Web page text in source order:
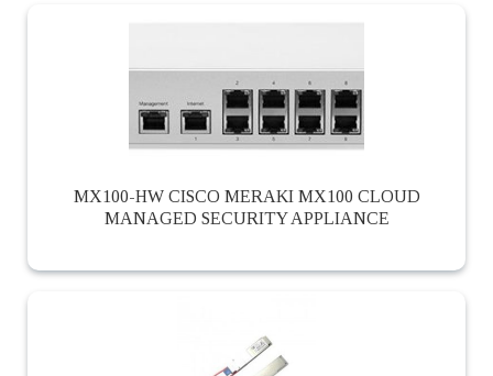
MX100-HW CISCO MERAKI MX100 CLOUD
MANAGED SECURITY APPLIANCE